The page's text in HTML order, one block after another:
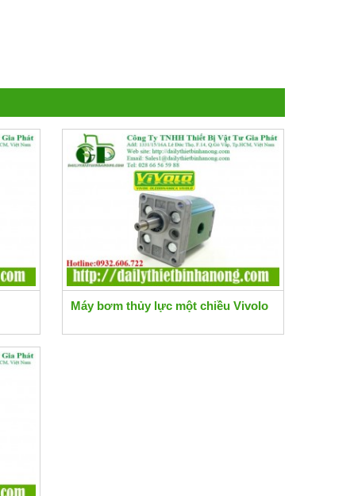
Máy bơm thủy lực một chiều Vivolo